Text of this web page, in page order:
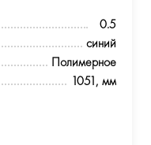
0.5
синий
Полимерное
1051, мм